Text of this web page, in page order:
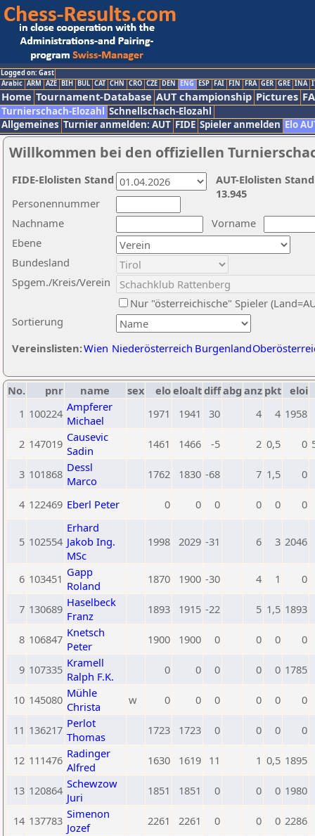
Logged on: Gast
Arabic ARM AZE BIH BUL CAT CHN CRO CZE DEN ENG ESP FAI FIN FRA GER GRE INA
Home Tournament-Database AUT championship Pictures
Turnierschach-Elozahl Schnellschach-Elozahl
Allgemeines Turnier anmelden: AUT FIDE Spieler anmelden Elo
Willkommen bei den offiziellen
Nachname
Vorname
Ebene
Sortierung
Personennummer
Bundesland
Spgem./Kreis/Verein
Nur "österreichische" Spieler
Vereinslisten:Wien Niederösterreich Burgenland
AUT-Elolisten
13.945
FIDE-Elolisten Stand
No. pnr name sex eloeloaltdiffabg anz pkt eloi
1 100224 Ampferer
Michael
1971 1941 30 4 4 1958
2 147019 Causevic
Sadin
1461 1466 -5 2 0,5 0
3 101868 Dessl
Marco
1762 1830 -68 7 1,5 0
4 122469 Eberl Peter 0 0 0 0 0 0
5 102554
Erhard
Jakob Ing.
MSc
1998 2029 -31 6 3 2046
6 103451 Gapp
Roland
1870 1900 -30 4 1 0
7 130689 Haselbeck
Franz
1893 1915 -22 5 1,5 1893
8 106847 Knetsch
Peter
1900 1900 0 0 0 0
9 107335 Kramell
Ralph F.K.
0 0 0 0 0 1785
10 145080 Mühle
Christa
w 0 0 0 0 0 0
11 136217 Perlot
Thomas
1723 1723 0 0 0 0
12 111476 Radinger
Alfred
1630 1619 11 1 0,5 1895
13 120864 Schewzow
Juri
1851 1851 0 0 0 1980
14 137783 Simenon
Jozef
2261 2261 0 0 0 2286